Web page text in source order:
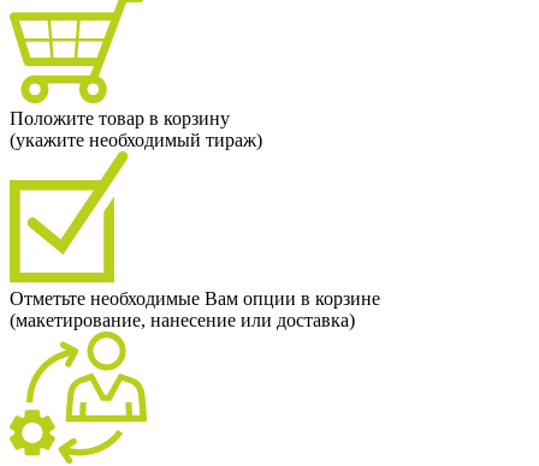
Положите товар в корзину
(укажите необходимый тираж)
Отметьте необходимые Вам опции в корзине
(макетирование, нанесение или доставка)